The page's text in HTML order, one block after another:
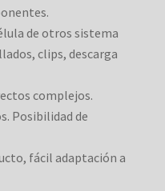
de otros sistema
clips, descarga
complejos.
Posibilidad de
fácil adaptación a